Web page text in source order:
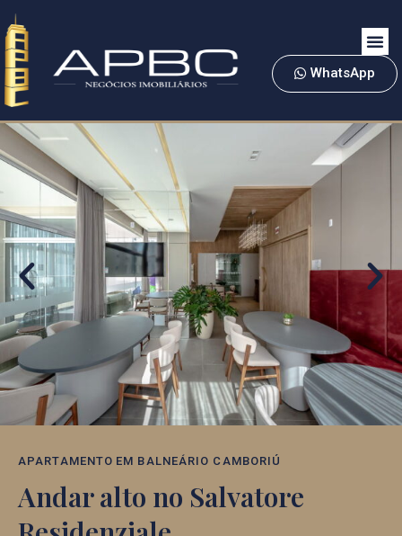
WhatsApp
APARTAMENTO EM BALNEÁRIO CAMBORIÚ
Andar alto no Salvatore